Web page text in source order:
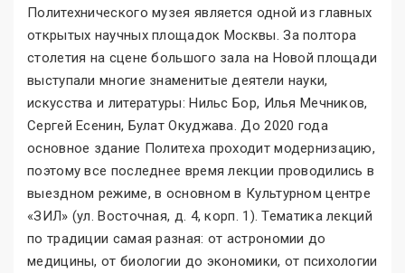
Политехнического музея является одной из главных
открытых научных площадок Москвы. За полтора
столетия на сцене большого зала на Новой площади
выступали многие знаменитые деятели науки,
искусства и литературы: Нильс Бор, Илья Мечников,
Сергей Есенин, Булат Окуджава. До 2020 года
основное здание Политеха проходит модернизацию,
поэтому все последнее время лекции проводились в
выездном режиме, в основном в Культурном центре
«ЗИЛ» (ул. Восточная, д. 4, корп. 1). Тематика лекций
по традиции самая разная: от астрономии до
медицины, от биологии до экономики, от психологии